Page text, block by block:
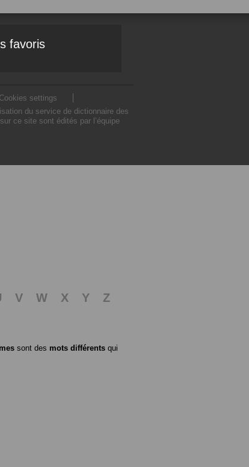
favoris
Cookies settings
du service de dictionnaire des
ce site sont édités par l’équipe
V W X Y
Z
sont des mots différents qui